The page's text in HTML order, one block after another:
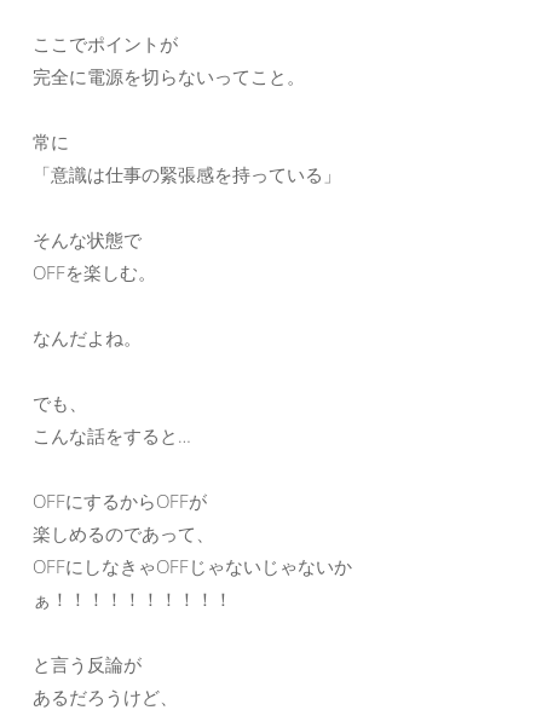
ここでポイントが
完全に電源を切らないってこと。
常に
「意識は仕事の緊張感を持っている」
そんな状態で
OFFを楽しむ。
なんだよね。
でも、
こんな話をすると…
OFFにするからOFFが
楽しめるのであって、
OFFにしなきゃOFFじゃないじゃないか
ぁ！！！！！！！！！！
と言う反論が
あるだろうけど、